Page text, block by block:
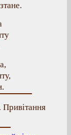
Привітання